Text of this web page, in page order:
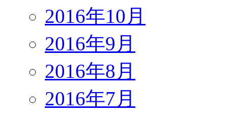
2016年10月
2016年9月
2016年8月
2016年7月